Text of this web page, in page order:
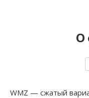
О
WMZ — сжатый